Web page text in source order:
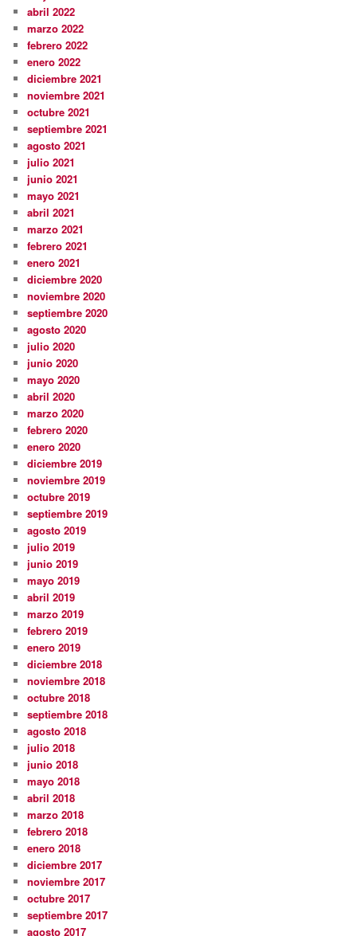
abril 2022
marzo 2022
febrero 2022
enero 2022
diciembre 2021
noviembre 2021
octubre 2021
septiembre 2021
agosto 2021
julio 2021
junio 2021
mayo 2021
abril 2021
marzo 2021
febrero 2021
enero 2021
diciembre 2020
noviembre 2020
septiembre 2020
agosto 2020
julio 2020
junio 2020
mayo 2020
abril 2020
marzo 2020
febrero 2020
enero 2020
diciembre 2019
noviembre 2019
octubre 2019
septiembre 2019
agosto 2019
julio 2019
junio 2019
mayo 2019
abril 2019
marzo 2019
febrero 2019
enero 2019
diciembre 2018
noviembre 2018
octubre 2018
septiembre 2018
agosto 2018
julio 2018
junio 2018
mayo 2018
abril 2018
marzo 2018
febrero 2018
enero 2018
diciembre 2017
noviembre 2017
octubre 2017
septiembre 2017
agosto 2017